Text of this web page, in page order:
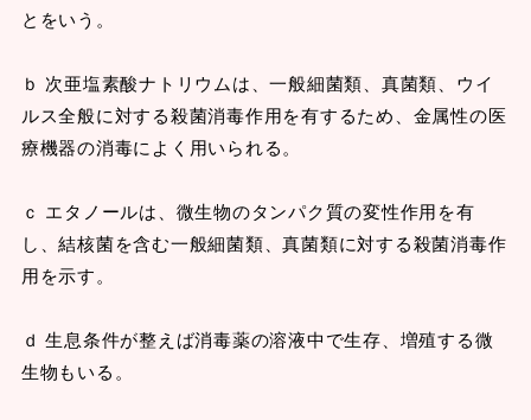
とをいう。
ｂ 次亜塩素酸ナトリウムは、一般細菌類、真菌類、ウイ
ルス全般に対する殺菌消毒作用を有するため、金属性の医
療機器の消毒によく用いられる。
ｃ エタノールは、微生物のタンパク質の変性作用を有
し、結核菌を含む一般細菌類、真菌類に対する殺菌消毒作
用を示す。
ｄ 生息条件が整えば消毒薬の溶液中で生存、増殖する微
生物もいる。